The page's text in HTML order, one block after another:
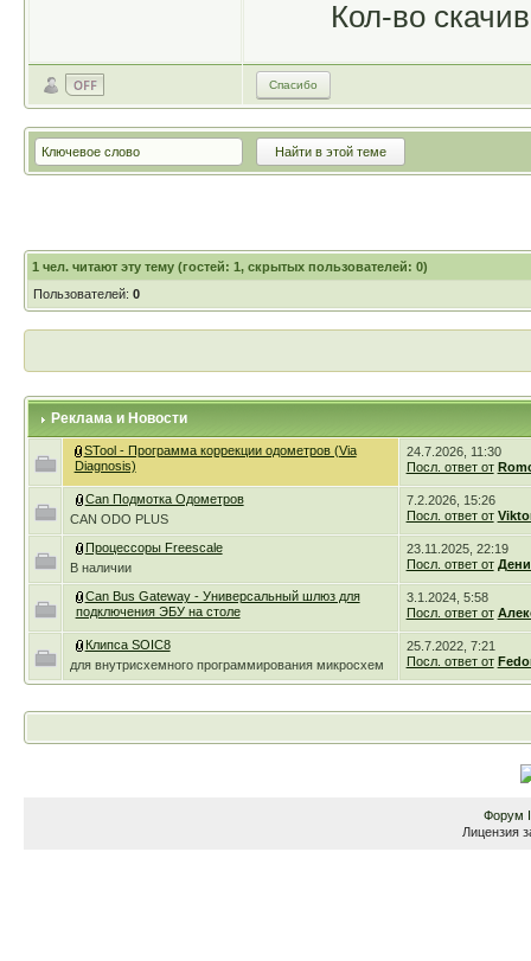
Кол-во
Спасибо
1 чел. читают эту тему (гостей: 1, скрытых пользователей: 0)
Пользователей: 0
Реклама и Новости
STool - Программа коррекции одометров (Via
Diagnosis)
24.7.2026, 11:30
Посл. ответ от
Can Подмотка Одометров
CAN ODO PLUS
7.2.2026, 15:26
Посл. ответ от
Процессоры Freescale
В наличии
23.11.2025, 22:19
Посл. ответ от
Can Bus Gateway - Универсальный шлюз для
подключения ЭБУ на столе
3.1.2024, 5:58
Посл. ответ от
Клипса SOIC8
для внутрисхемного программирования микросхем
25.7.2022, 7:21
Посл. ответ от
Форум
Лицензия